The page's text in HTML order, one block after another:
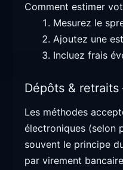
Comment estimer
Mesurez le
Ajoutez une
Incluez frais
Dépôts &
Les méthodes
électroniques (selon
souvent le principe
par virement